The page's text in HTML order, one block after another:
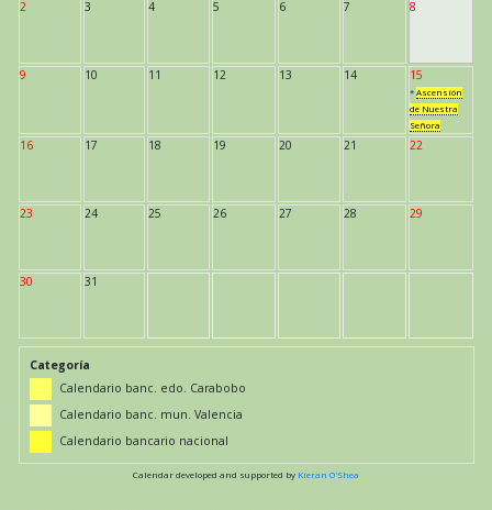
2 3 4 5 6 7 8
9 10 11 12 13 14 15
* Ascensión
de Nuestra
Señora
16 17 18 19 20 21 22
23 24 25 26 27 28 29
30 31
Categoría
Calendario banc. edo. Carabobo
Calendario banc. mun. Valencia
Calendario bancario nacional
Calendar developed and supported by Kieran O'Shea